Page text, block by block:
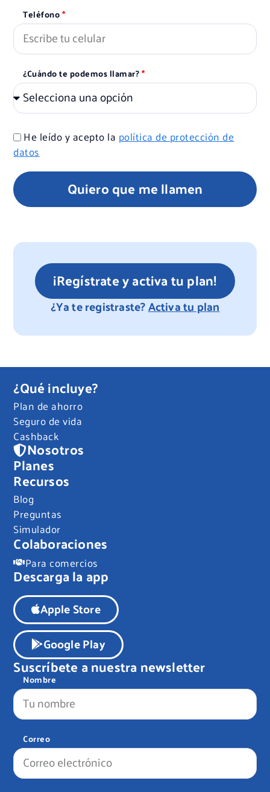
Teléfono
¿Cuándo te podemos llamar?
He leído y acepto la política de protección de
datos
Quiero que me llamen
¡Regístrate y activa tu plan!
¿Ya te registraste?Activa tu plan
¿Qué incluye?
Plan de ahorro
Seguro de vida
Cashback
Nosotros
Planes
Recursos
Blog
Preguntas
Simulador
Colaboraciones
Para comercios
Descarga la app
Apple Store
Google Play
Suscríbete a nuestra newsletter
Nombre
Correo